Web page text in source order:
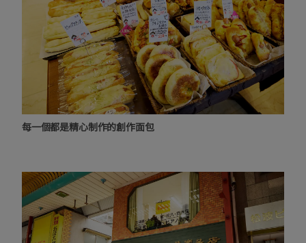
每一個都是精心制作的創作面包